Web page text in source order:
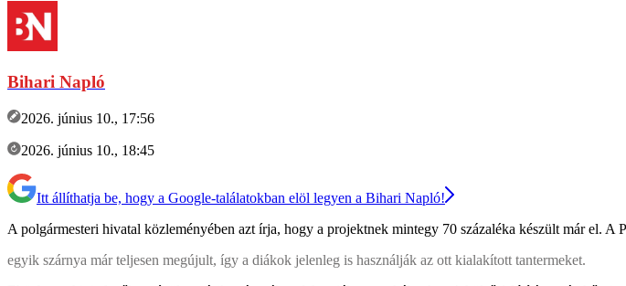
Bihari Napló
2026. június 10., 17:56
2026. június 10., 18:45
Itt állíthatja be, hogy a Google-találatokban elöl legyen a Bihari Napló!
A polgármesteri hivatal közleményében azt írja, hogy a projektnek mintegy 70 százaléka készült már el. A
egyik szárnya már teljesen megújult, így a diákok jelenleg is használják az ott kialakított tantermeket.